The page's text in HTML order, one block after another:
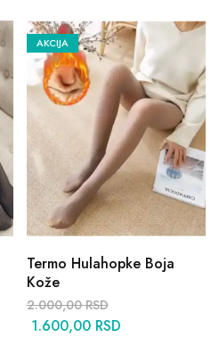
AKCIJA
Termo Hulahopke Boja
Kože
2.000,00RSD
1.600,00 RSD